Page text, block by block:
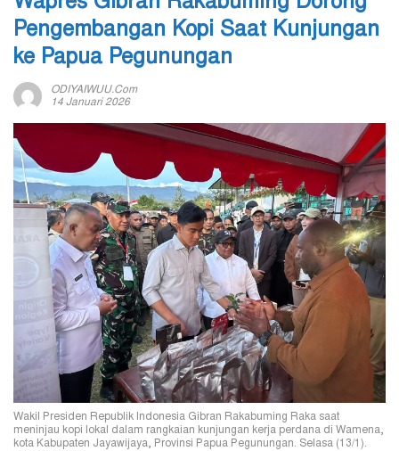
Pengembangan Kopi Saat Kunjungan
ke Papua Pegunungan
ODIYAIWUU.com
14 Januari 2026
Wakil Presiden Republik Indonesia Gibran Rakabuming Raka saat
meninjau kopi lokal dalam rangkaian kunjungan kerja perdana di Wamena,
kota Kabupaten Jayawijaya, Provinsi Papua Pegunungan. Selasa (13/1).